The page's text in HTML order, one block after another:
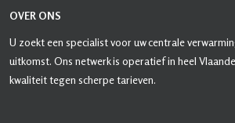
OVER ONS
U zoekt een specialist voor uw centrale
uitkomst. Ons netwerk is operatief in heel
kwaliteit tegen scherpe tarieven.